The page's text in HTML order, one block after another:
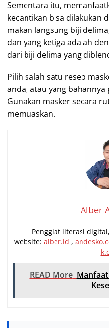
Sementara itu,
kecantikan bisa dilakukan
makan langsung biji
dan yang ketiga adalah
dari biji delima yang
Pilih salah satu resep
anda, atau yang
Gunakan masker secara
memuaskan.
Alber
Penggiat literasi
website: alber.id ,
READ More